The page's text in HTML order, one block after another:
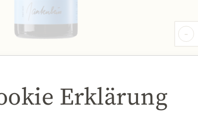
Menge
-
Erklärung